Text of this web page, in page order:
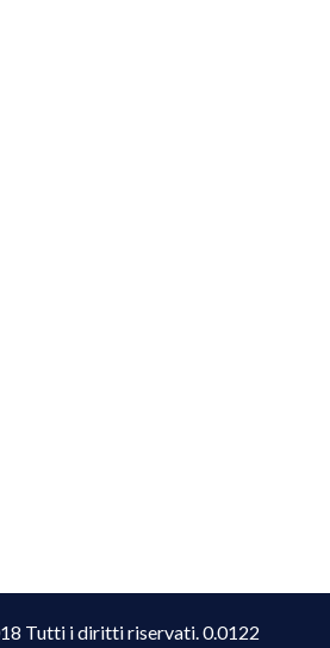
Tutti i diritti riservati. 0.0122